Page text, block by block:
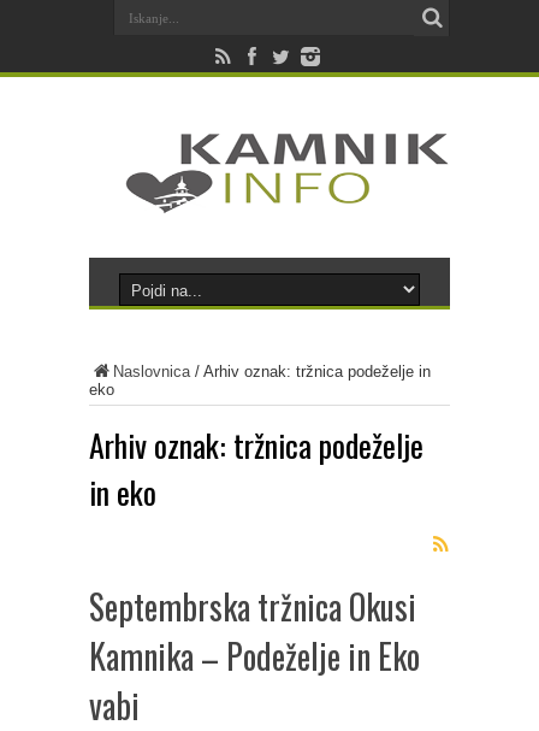
Naslovnica/ Arhiv oznak: tržnica podeželje in
eko
Arhiv oznak: tržnica podeželje
in eko
Septembrska tržnica Okusi
Kamnika – Podeželje in Eko
vabi